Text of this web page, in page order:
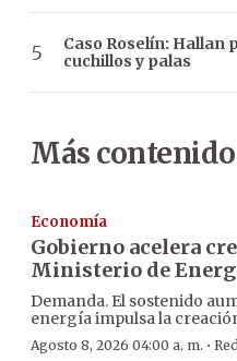
Caso Roselín: Hallan
cuchillos y palas
Más
Economía
Gobierno acelera
Ministerio de
Demanda. El sostenido
energía impulsa la
Agosto 8, 2026 04:00 a. m. ·